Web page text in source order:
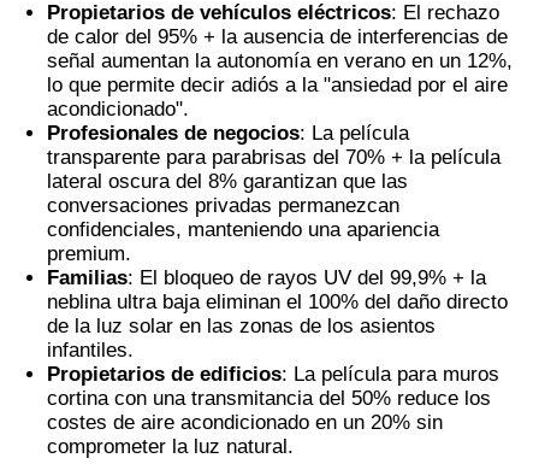
Propietarios de vehículos eléctricos: El rechazo
de calor del 95% + la ausencia de interferencias de
señal aumentan la autonomía en verano en un 12%,
lo que permite decir adiós a la "ansiedad por el aire
acondicionado".
Profesionales de negocios: La película
transparente para parabrisas del 70% + la película
lateral oscura del 8% garantizan que las
conversaciones privadas permanezcan
confidenciales, manteniendo una apariencia
premium.
Familias: El bloqueo de rayos UV del 99,9% + la
neblina ultra baja eliminan el 100% del daño directo
de la luz solar en las zonas de los asientos
infantiles.
Propietarios de edificios: La película para muros
cortina con una transmitancia del 50% reduce los
costes de aire acondicionado en un 20% sin
comprometer la luz natural.